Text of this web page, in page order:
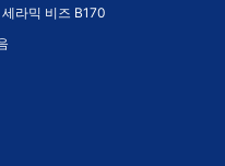
라믹 비즈 B170